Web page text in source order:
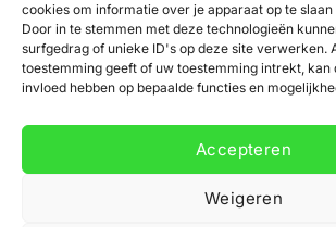
cookies om informatie over je apparaat op te
Door in te stemmen met deze technologieën
surfgedrag of unieke ID's op deze site verwerken.
toestemming geeft of uw toestemming intrekt, kan
invloed hebben op bepaalde functies en
Accepteren
Weigeren
E-
mailadres